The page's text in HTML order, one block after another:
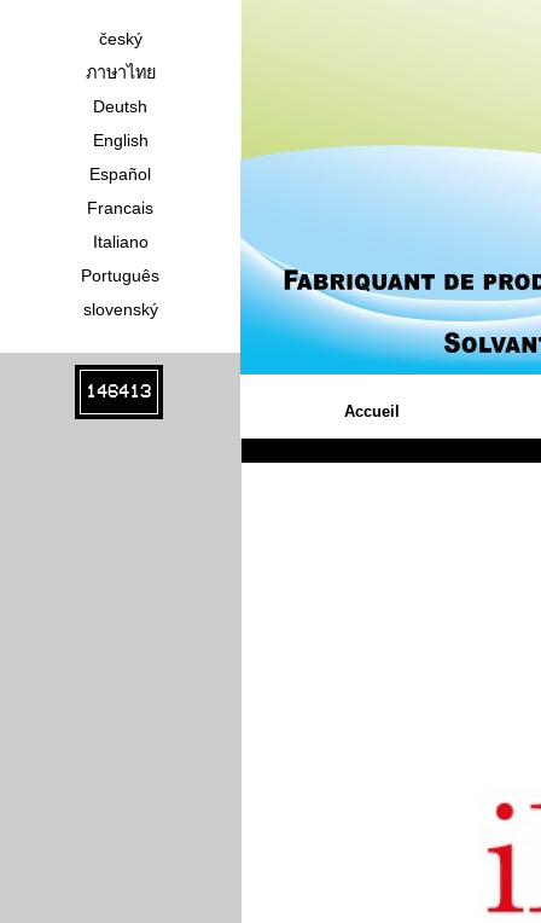
český
ภาษาไทย
Deutsh
English
Español
Francais
Italiano
Português
slovenský
146413
Accueil